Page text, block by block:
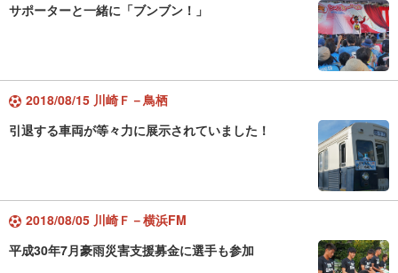
サポーターと一緒に「ブンブン！」
2018/08/15 川崎Ｆ－鳥栖
引退する車両が等々力に展示されていました！
2018/08/05 川崎Ｆ－横浜FM
平成30年7月豪雨災害支援募金に選手も参加